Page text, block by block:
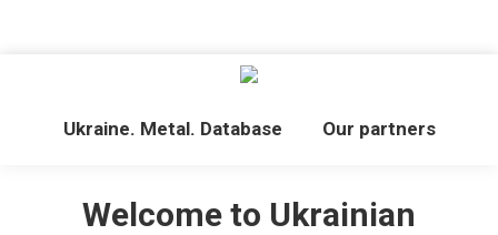
Ukraine. Metal. Database Our partners
Welcome to Ukrainian